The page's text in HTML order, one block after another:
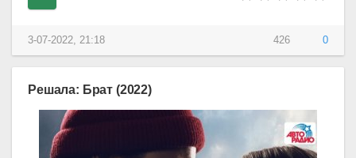
426 0
3-07-2022, 21:18
Решала: Брат (2022)